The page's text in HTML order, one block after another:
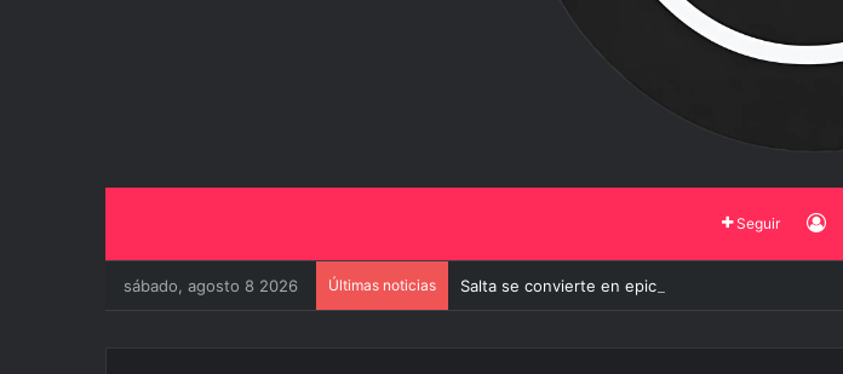
Seguir
sábado, agosto 8 2026 Últimas noticias Salta se convierte en epicentro de la innovación,